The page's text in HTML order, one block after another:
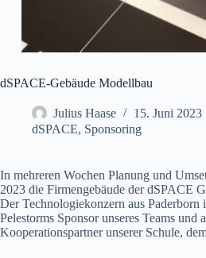
dSPACE-Gebäude Modellbau
Julius Haase
15. Juni 2023
dSPACE, Sponsoring
In mehreren Wochen Planung und
2023 die Firmengebäude der dSPACE
Der Technologiekonzern aus Paderborn
Pelestorms Sponsor unseres Teams und
Kooperationspartner unserer Schule,